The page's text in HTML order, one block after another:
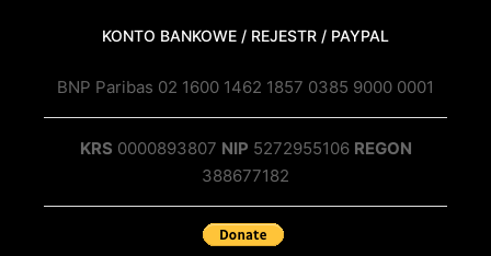
KONTO BANKOWE / REJESTR / PAYPAL
BNP Paribas 02 1600 1462 1857 0385 9000 0001
KRS 0000893807 NIP 5272955106 REGON
388677182